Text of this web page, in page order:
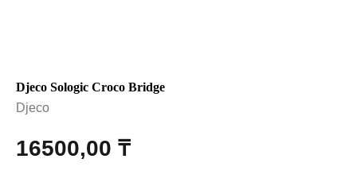
Djeco Sologic Croco Bridge
Djeco
16500,00 ₸